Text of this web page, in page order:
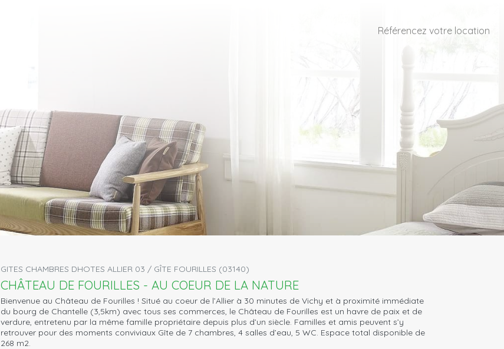
Référencez votre location
GITES CHAMBRES DHOTES ALLIER 03 / GÎTE FOURILLES (03140)
CHÂTEAU DE FOURILLES - AU COEUR DE LA NATURE
Bienvenue au Château de Fourilles ! Situé au coeur de l’Allier à 30 minutes de Vichy et à proximité immédiate
du bourg de Chantelle (3,5km) avec tous ses commerces, le Château de Fourilles est un havre de paix et de
verdure, entretenu par la même famille propriétaire depuis plus d’un siècle. Familles et amis peuvent s’y
retrouver pour des moments conviviaux Gîte de 7 chambres, 4 salles d’eau, 5 WC. Espace total disponible de
268 m2.